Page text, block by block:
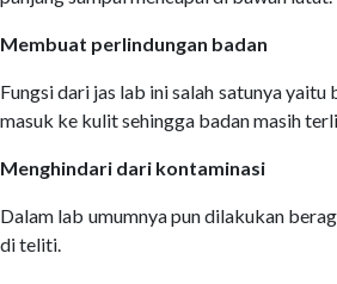
Membuat perlindungan badan
Fungsi dari jas lab ini salah satunya
masuk ke kulit sehingga badan masih
Menghindari dari kontaminasi
Dalam lab umumnya pun dilakukan
di teliti.